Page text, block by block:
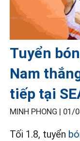
Tuyển
Nam
tiếp tại
MINH PHONG | 01/
Tối 1.8, tuyển